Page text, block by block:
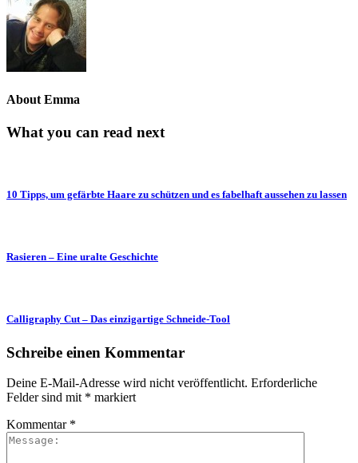
About Emma
What you can read next
10 Tipps, um gefärbte Haare zu schützen und es fabelhaft aussehen zu lassen
Rasieren – Eine uralte Geschichte
Calligraphy Cut – Das einzigartige Schneide-Tool
Schreibe einen Kommentar
Deine E-Mail-Adresse wird nicht veröffentlicht. Erforderliche
Felder sind mit * markiert
Kommentar *